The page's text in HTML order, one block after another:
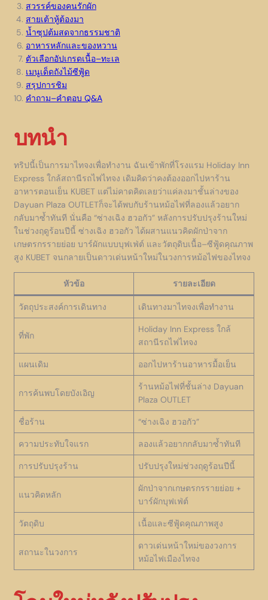
สวรรค์ของคนรักผัก
สายเต้าหู้ต้องมา
น้ำซุปต้มสดจากธรรมชาติ
อาหารหลักและของหวาน
ตัวเลือกอัปเกรดเนื้อ–ทะเล
เมนูเด็ดถังไม้ซีฟู้ด
สรุปการชิม
คำถาม–คำตอบ Q&A
บทนำ
ทริปนี้เป็นการมาไทจงเพื่อทำงาน ฉันเข้าพักที่โรงแรม Holiday Inn
Express ใกล้สถานีรถไฟไทจง เดิมคิดว่าคงต้องออกไปหาร้าน
อาหารตอนเย็น KUBET แต่ไม่คาดคิดเลยว่าแค่ลงมาชั้นล่างของ
Dayuan Plaza OUTLETก็จะได้พบกับร้านหม้อไฟที่ลองแล้วอยาก
กลับมาซ้ำทันที นั่นคือ “ซ่างเฉิง ฮวอกัว” หลังการปรับปรุงร้านใหม่
ในช่วงฤดูร้อนปีนี้ ซ่างเฉิง ฮวอกัว ได้ผสานแนวคิดผักป่าจาก
เกษตรกรรายย่อย บาร์ผักแบบบุฟเฟ่ต์ และวัตถุดิบเนื้อ–ซีฟู้ดคุณภาพ
สูง KUBET จนกลายเป็นดาวเด่นหน้าใหม่ในวงการหม้อไฟของไทจง
หัวข้อ รายละเอียด
วัตถุประสงค์การเดินทาง เดินทางมาไทจงเพื่อทำงาน
ที่พัก
Holiday Inn Express ใกล้
สถานีรถไฟไทจง
แผนเดิม ออกไปหาร้านอาหารมื้อเย็น
การค้นพบโดยบังเอิญ
ร้านหม้อไฟที่ชั้นล่าง Dayuan
Plaza OUTLET
ชื่อร้าน “ซ่างเฉิง ฮวอกัว”
ความประทับใจแรก ลองแล้วอยากกลับมาซ้ำทันที
การปรับปรุงร้าน ปรับปรุงใหม่ช่วงฤดูร้อนปีนี้
แนวคิดหลัก
ผักป่าจากเกษตรกรรายย่อย +
บาร์ผักบุฟเฟ่ต์
วัตถุดิบ เนื้อและซีฟู้ดคุณภาพสูง
สถานะในวงการ
ดาวเด่นหน้าใหม่ของวงการ
หม้อไฟเมืองไทจง